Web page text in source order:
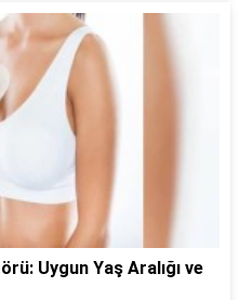
Uygun Yaş Aralığı ve